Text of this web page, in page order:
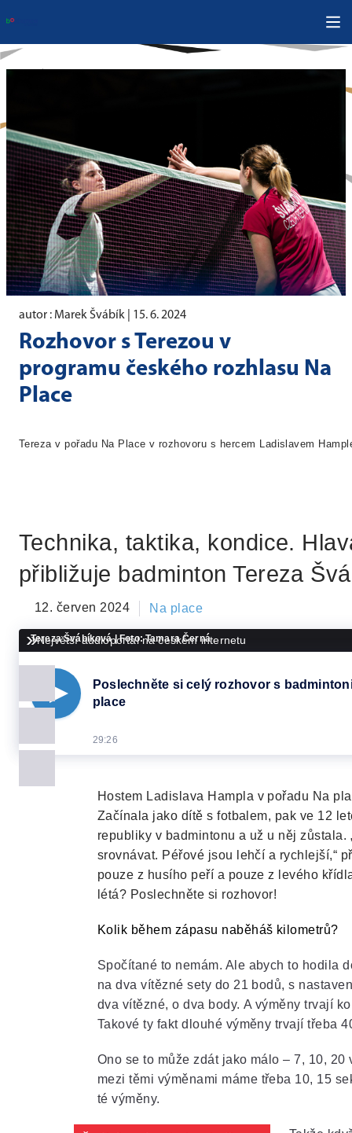
autor : Marek Švábík | 15. 6. 2024
Rozhovor s Terezou v
programu českého rozhlasu Na
Place
Tereza v pořadu Na Place v rozhovoru s hercem Ladislavem
Technika, taktika, kondice.
přibližuje badminton Tereza
12. červen 2024 Na place
Největší audioportál na českém internetu
Tereza Švábíková | Foto: Tamara Černá
Poslechněte si celý rozhovor s
place
29:26
Hostem Ladislava Hampla v pořadu Na
Začínala jako dítě s fotbalem, pak ve 12
republiky v badmintonu a už u něj
srovnávat. Péřové jsou lehčí a rychlejší,“
pouze z husího peří a pouze z levého
létá? Poslechněte si rozhovor!
Kolik během zápasu naběháš kilometrů?
Spočítané to nemám. Ale abych to hodila
na dva vítězné sety do 21 bodů, s
dva vítězné, o dva body. A výměny trvají
Takové ty fakt dlouhé výměny trvají třeba
Ono se to může zdát jako málo – 7, 10,
mezi těmi výměnami máme třeba 10, 15
té výměny.